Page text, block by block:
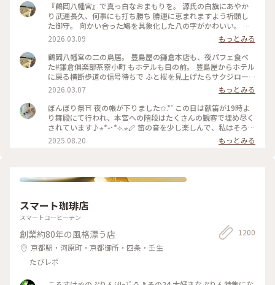
『鶴岡八幡宮』で真っ白なおまもりを。 源氏の白旗にあやか
り武運長久、何事にも打ち勝ち 勝運に恵まれますよう祈願し
た御守。 向かい合った鳩を具象化した八の字がかわいい。 鳩
が道案内をする“八幡神の使い”とされる神聖な鳥であり、 対
の鳩が末広がりで縁起が良いことも理由だそうです。 #はじめ
ての鎌倉#鎌倉#鶴岡八幡宮#国指定重要文化財#狛犬#旅の記念
2026.03.09
もっとみる
鶴岡八幡宮の二の鳥居。 豊島屋の鎌倉本店も、夜パフェ食べ
た#鎌倉俱楽部茶寮小町 もホテルも目の前。 豊島屋からホテル
に戻る横断歩道の信号待ちで ふと桜を見上げたらサクジロー
がいたのでiPhoneで。 #はじめての鎌倉#Ayu桜#サクジロー#
鎌倉#鶴岡八幡宮#二の鳥居#狛犬
2026.03.07
もっとみる
ぼんぼり祭⛩ 夜の帳が下りました✩.*˚ この日は献笛が19時よ
り舞殿にて行われ、本宮への階段はたくさんの観客で埋め尽く
されています♪⋆*॰･*⟡.⋆🪈 笛の音を少し楽しんで、私はそろそ
ろ帰らなければと、またぼんぼりを眺めながら参道を歩きます
まだこの時間からもたくさんの人が次々と向かっていて、長年
*˙︶˙*)ﾉ"ﾏﾀﾈｰ♡ #ゆるり夏時間 #神奈川 #鎌倉 #鶴岡八幡宮 #
2025.08.20 もっとみる
スマート珈琲店
スマートコーヒーテン
創業約80年の風格漂う店
京都駅・河原町・京都御所・四条・壬生
たびレポ
1200